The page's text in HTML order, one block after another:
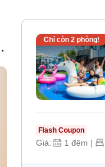
Chỉ còn 2 phòng!
Flash Coupon
Giá: 1 đêm |